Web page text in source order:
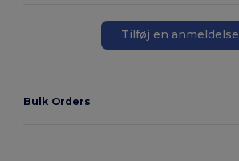
Tilføj en anmeldelse
Bulk Orders